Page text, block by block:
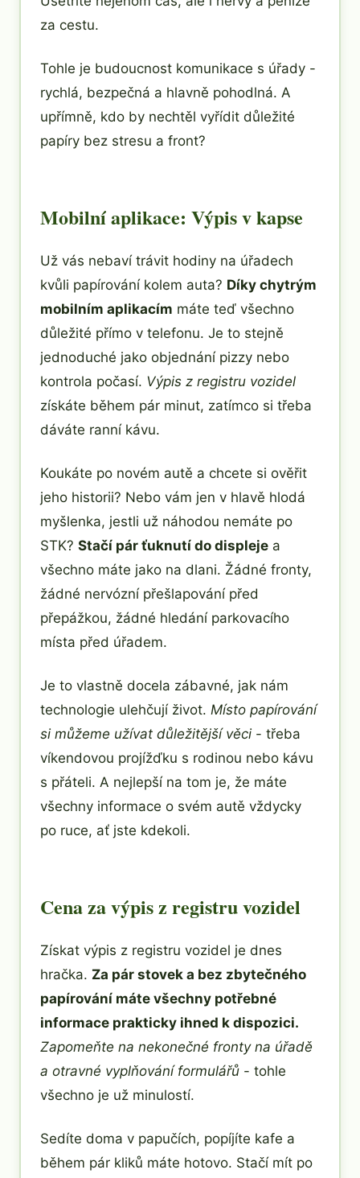
za cestu.
Tohle je budoucnost komunikace s úřady -
rychlá, bezpečná a hlavně pohodlná. A
upřímně, kdo by nechtěl vyřídit důležité
papíry bez stresu a front?
Mobilní aplikace: Výpis v kapse
Už vás nebaví trávit hodiny na úřadech
kvůli papírování kolem auta? Díky chytrým
mobilním aplikacím máte teď všechno
důležité přímo v telefonu. Je to stejně
jednoduché jako objednání pizzy nebo
kontrola počasí. Výpis z registru vozidel
získáte během pár minut, zatímco si třeba
dáváte ranní kávu.
Koukáte po novém autě a chcete si ověřit
jeho historii? Nebo vám jen v hlavě hlodá
myšlenka, jestli už náhodou nemáte po
STK? Stačí pár ťuknutí do displeje a
všechno máte jako na dlani. Žádné fronty,
žádné nervózní přešlapování před
přepážkou, žádné hledání parkovacího
místa před úřadem.
Je to vlastně docela zábavné, jak nám
technologie ulehčují život. Místo papírování
si můžeme užívat důležitější věci - třeba
víkendovou projížďku s rodinou nebo kávu
s přáteli. A nejlepší na tom je, že máte
všechny informace o svém autě vždycky
po ruce, ať jste kdekoli.
Cena za výpis z registru vozidel
Získat výpis z registru vozidel je dnes
hračka. Za pár stovek a bez zbytečného
papírování máte všechny potřebné
informace prakticky ihned k dispozici.
Zapomeňte na nekonečné fronty na úřadě
a otravné vyplňování formulářů - tohle
všechno je už minulostí.
Sedíte doma v papučích, popíjíte kafe a
během pár kliků máte hotovo. Stačí mít po